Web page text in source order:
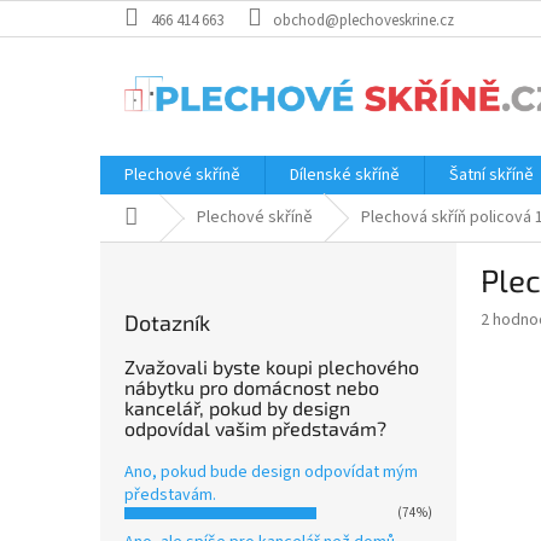
na
466 414 663 obchod@plechoveskrine.cz
Plechové skříně Dílenské skříně Šatní skříně
Domů Plechové skříně Plechová skříň policová
Dotazník
Zvažovali byste koupi plechového
nábytku pro domácnost nebo
kancelář, pokud by design
odpovídal vašim představám?
Ano, pokud bude design odpovídat mým
představám.
(74%)
2